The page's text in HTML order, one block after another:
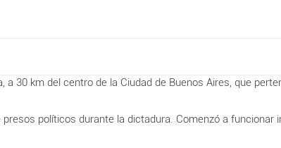
30 km del centro de la Ciudad de Buenos Aires, que
políticos durante la dictadura. Comenzó a